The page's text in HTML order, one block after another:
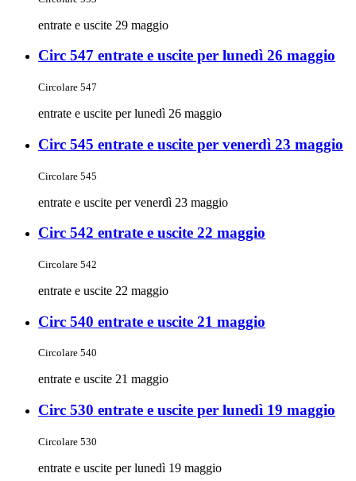
entrate e uscite 29 maggio
Circ 547 entrate e uscite per lunedì 26 maggio
Circolare 547
entrate e uscite per lunedì 26 maggio
Circ 545 entrate e uscite per venerdì 23 maggio
Circolare 545
entrate e uscite per venerdì 23 maggio
Circ 542 entrate e uscite 22 maggio
Circolare 542
entrate e uscite 22 maggio
Circ 540 entrate e uscite 21 maggio
Circolare 540
entrate e uscite 21 maggio
Circ 530 entrate e uscite per lunedì 19 maggio
Circolare 530
entrate e uscite per lunedì 19 maggio